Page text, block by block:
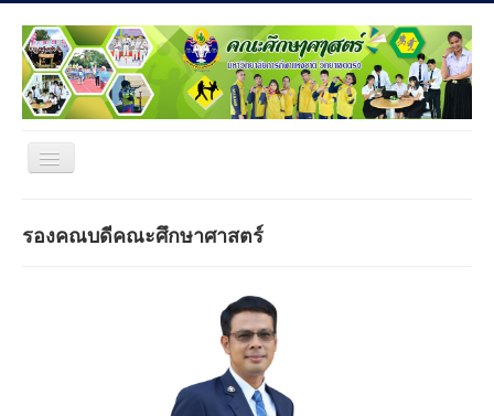
การวิจัย
รองคณบดีคณะศึกษาศาสตร์